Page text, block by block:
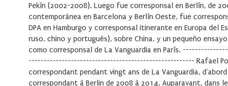
Pekín (2002-2008). Luego fue corresponsal en Berlín, de
contemporánea en Barcelona y Berlín Oeste, fue
DPA en Hamburgo y corresponsal itinerante en Europa del
ruso, chino y portugués), sobre China, y un pequeño
como corresponsal de La Vanguardia en París.
------------------------------------------------------- Rafael
correspondant pendant vingt ans de La Vanguardia,
correspondant à Berlin de 2008 à 2014. Auparavant, dans